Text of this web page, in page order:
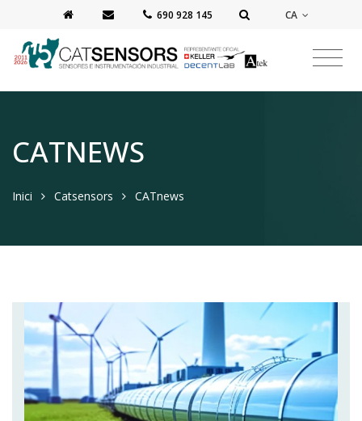
‭690 928 145‬ CA
CATNEWS
Inici Catsensors CATnews